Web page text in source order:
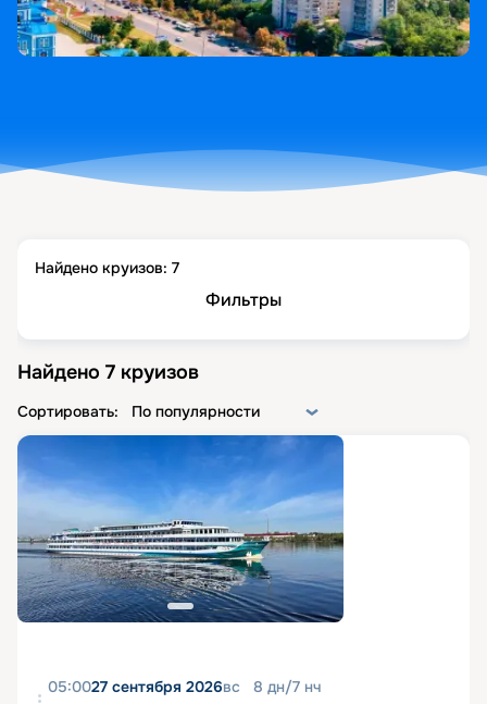
Найдено круизов: 7
Фильтры
Найдено 7 круизов
Сортировать: По популярности
05:0027 сентября 2026вс 8 дн/7 нч